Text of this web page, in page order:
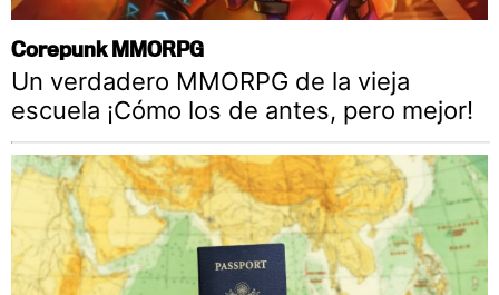
Corepunk MMORPG
Un verdadero MMORPG de la vieja
escuela ¡Cómo los de antes, pero mejor!